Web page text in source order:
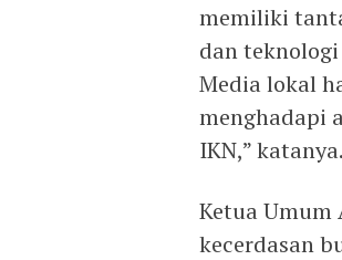
memiliki
dan
Media lokal
menghadapi
IKN,” katanya.
Ketua Umum
kecerdasan